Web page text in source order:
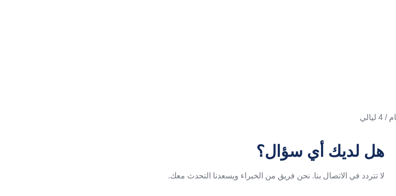
هل لديك أي سؤال؟
لا تتردد في الاتصال بنا. نحن فريق من الخبراء ويسعدنا التحدث معك.